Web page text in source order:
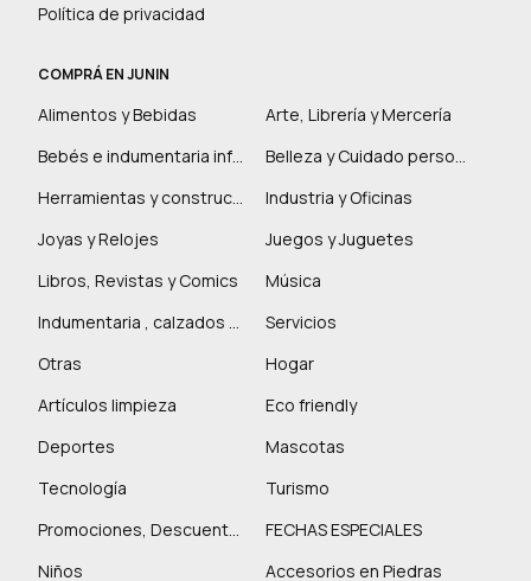
Política de privacidad
COMPRÁ EN JUNIN
Alimentos y Bebidas
Arte, Librería y Mercería
Bebés e indumentaria infantil
Belleza y Cuidado personal
Herramientas y construcción
Industria y Oficinas
Joyas y Relojes
Juegos y Juguetes
Libros, Revistas y Comics
Música
Indumentaria , calzados y marroquinería
Servicios
Otras
Hogar
Artículos limpieza
Eco friendly
Deportes
Mascotas
Tecnología
Turismo
Promociones, Descuentos y más
FECHAS ESPECIALES
Niños
Accesorios en Piedras